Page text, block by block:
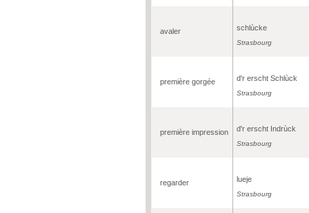
avaler schlùcke
Strasbourg
première gorgée d'r erscht Schlùck
Strasbourg
première impression d'r erscht Indrùck
Strasbourg
regarder lueje
Strasbourg